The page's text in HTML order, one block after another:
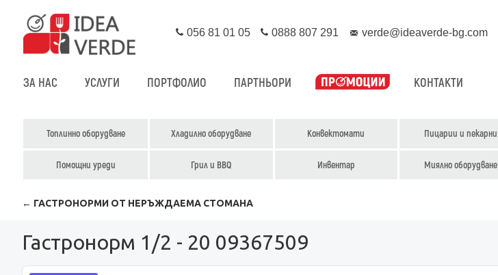
056 81 01 05 0888 807 291 verde@ideaverde-bg.com
ЗА НАС УСЛУГИ ПОРТФОЛИО ПАРТНЬОРИ КОНТАКТИ
Топлинно оборудване Хладилно оборудване Конвектомати Пицарии и пекарни
Помощни уреди Грил и BBQ Инвентар Миялно оборудване
← ГАСТРОНОРМИ ОТ НЕРЪЖДАЕМА СТОМАНА
Гастронорм 1/2 - 20 09367509